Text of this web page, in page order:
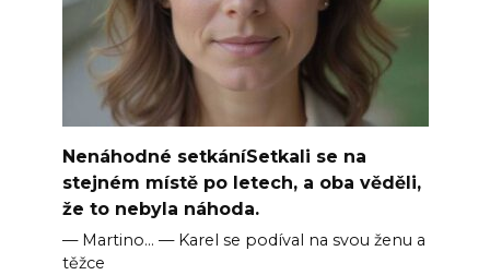
Nenáhodné setkáníSetkali se na
stejném místě po letech, a oba věděli,
že to nebyla náhoda.
— Martino… — Karel se podíval na svou ženu a
těžce